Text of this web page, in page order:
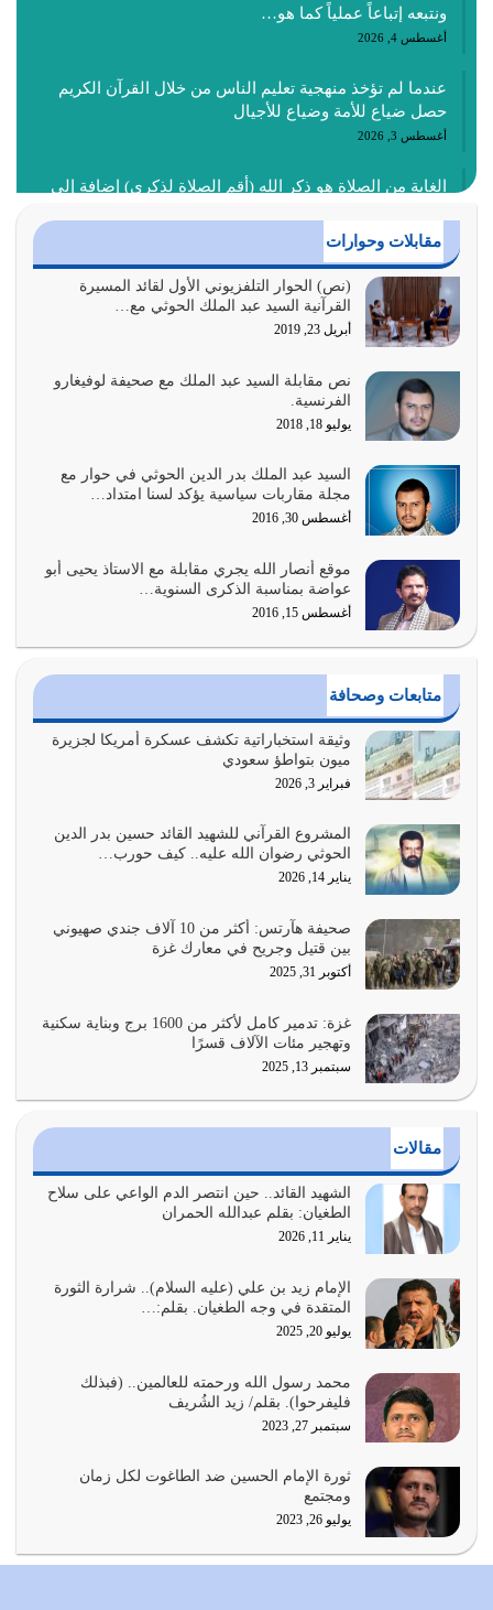
ونتبعه إتباعاً عملياً كما هو…
أغسطس 4, 2026
عندما لم تؤخذ منهجية تعليم الناس من خلال القرآن الكريم
حصل ضياع للأمة وضياع للأجيال
أغسطس 3, 2026
الغاية من الصلاة هو ذكر الله (أقم الصلاة لذكري) إضافة إلى
أغسطس 2, 2026
السبب الرئيسي لشقاء الأمة الابتعاد عن كتاب الله والتعدي
لحدود الله بالإضافات للدين
أغسطس 1, 2026
أبرز أسباب الشقاء هو الإعراض عن ذكر الله وعن هدى الله
المتمثل في القرآن الكريم
يوليو 31, 2026
أولياء الشيطان كلما كانوا أكثر ولاءً وطاعة للشيطان كلما كانوا
أكثر ضعفاً
يوليو 30, 2026
وعد الله تعالى من يُقتل في سبيله بالحياة الأبدية والرزق
والاستبشار والنجاة والخلود في…
يوليو 29, 2026
القرآن الكريم هو أهم مصدر لمعرفة رسول الله معرفة سيرته
معرفة شخصيته معرفة عظمته
يوليو 28, 2026
هل نحن من الصالحين؟ قيِّم نفسك هنا اترك القرآن على أصله
وأعرض نفسك، وأعرض ما لديك على…
يوليو 27, 2026
عندما يكون عدوك هو عدو الله معناه أن تكون نقاط الضعف
فيه كثيرة وسينصرك الله عليه إذا…
يوليو 26, 2026
أراد الله لهذه الأمة ان تكون خير امة أخرجت للناس بالنهوض
بالأمر بالمعروف والنهي عن…
يوليو 25, 2026
الدين الذي شرعه الله لا يجوز أن يخضع لآرائنا وأهوائنا
أي أمة تتفرق في الدين وتتفرق في كيانها معناه أنها أصبحت
أمة عاجزة عن النهوض…
يوليو 23, 2026
بحبل الله جميعاً وليس كل…
يوليو 22, 2026
يشاء ويذل من يشاء
يوليو 21, 2026
كل زمان…
يوليو 19, 2026
الوظيفة عبارة عن مسؤولية يجب النهوض بها كما ينبغي لكي
مقابلات وحوارات
(نص) الحوار التلفزيوني الأول لقائد المسيرة
القرآنية السيد عبد الملك الحوثي مع…
أبريل 23, 2019
نص مقابلة السيد عبد الملك مع صحيفة لوفيغارو
الفرنسية.
يوليو 18, 2018
السيد عبد الملك بدر الدين الحوثي في حوار مع
مجلة مقاربات سياسية يؤكد لسنا امتداد…
أغسطس 30, 2016
موقع أنصار الله يجري مقابلة مع الاستاذ يحيى أبو
عواضة بمناسبة الذكرى السنوية…
أغسطس 15, 2016
متابعات وصحافة
وثيقة استخباراتية تكشف عسكرة أمريكا لجزيرة
ميون بتواطؤ سعودي
فبراير 3, 2026
المشروع القرآني للشهيد القائد حسين بدر الدين
الحوثي رضوان الله عليه.. كيف حورب…
يناير 14, 2026
صحيفة هآرتس: أكثر من 10 آلاف جندي صهيوني
بين قتيل وجريح في معارك غزة
أكتوبر 31, 2025
غزة: تدمير كامل لأكثر من 1600 برج وبناية سكنية
وتهجير مئات الآلاف قسرًا
سبتمبر 13, 2025
مقالات
الشهيد القائد.. حين انتصر الدم الواعي على سلاح
الطغيان: بقلم عبدالله الحمران
يناير 11, 2026
الإمام زيد بن علي (عليه السلام).. شرارة الثورة
المتقدة في وجه الطغيان. بقلم:…
يوليو 20, 2025
محمد رسول الله ورحمته للعالمين.. (فبذلك
فليفرحوا). بقلم/ زيد الشُريف
سبتمبر 27, 2023
ثورة الإمام الحسين ضد الطاغوت لكل زمان
ومجتمع
يوليو 26, 2023